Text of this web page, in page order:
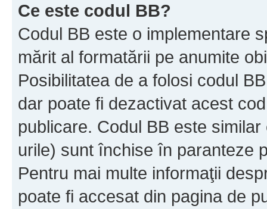
Ce este codul BB?
Codul BB este o implementare
mărit al formatării pe anumite
Posibilitatea de a folosi codul
dar poate fi dezactivat acest
publicare. Codul BB este
urile) sunt închise în paranteze
Pentru mai multe informaţii
poate fi accesat din pagina de